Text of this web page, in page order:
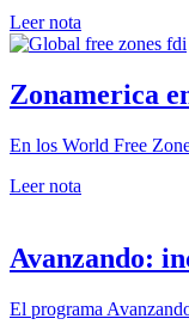
Leer nota
Zonamerica
En los World Free
Leer nota
Avanzando:
El programa